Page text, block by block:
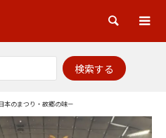
検索
本のまつり・故郷の味－